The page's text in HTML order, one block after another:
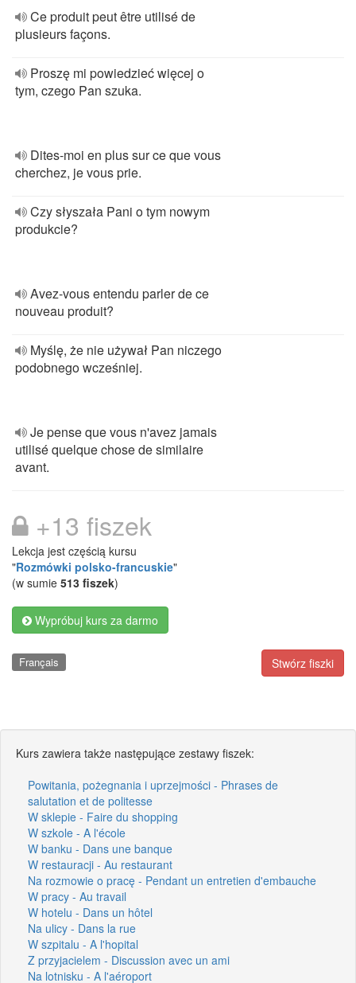
Ce produit peut être utilisé de
plusieurs façons.
Proszę mi powiedzieć więcej o
tym, czego Pan szuka.
Dites-moi en plus sur ce que vous
cherchez, je vous prie.
Czy słyszała Pani o tym nowym
produkcie?
Avez-vous entendu parler de ce
nouveau produit?
Myślę, że nie używał Pan niczego
podobnego wcześniej.
Je pense que vous n'avez jamais
utilisé quelque chose de similaire
avant.
+13 fiszek
Lekcja jest częścią kursu
"Rozmówki polsko-francuskie"
(w sumie 513 fiszek)
Wypróbuj kurs za darmo
Stwórz fiszki
Français
Kurs zawiera także następujące zestawy fiszek:
Powitania, pożegnania i uprzejmości - Phrases de
salutation et de politesse
W sklepie - Faire du shopping
W szkole - A l'école
W banku - Dans une banque
W restauracji - Au restaurant
Na rozmowie o pracę - Pendant un entretien d'embauche
W pracy - Au travail
W hotelu - Dans un hôtel
Na ulicy - Dans la rue
W szpitalu - A l'hopital
Z przyjacielem - Discussion avec un ami
Na lotnisku - A l'aéroport